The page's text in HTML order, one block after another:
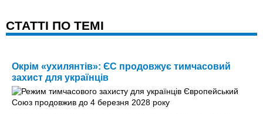
CТАТТІ ПО ТЕМІ
Окрім «ухилянтів»: ЄС продовжує тимчасовий
захист для українців